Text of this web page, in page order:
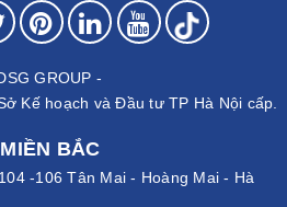
GROUP -
Kế hoạch và Đầu tư TP Hà Nội cấp.
BẮC
-106 Tân Mai - Hoàng Mai - Hà